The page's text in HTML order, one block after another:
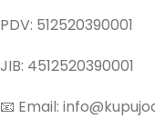
PDV: 512520390001
JIB: 4512520390001
📧 Email: